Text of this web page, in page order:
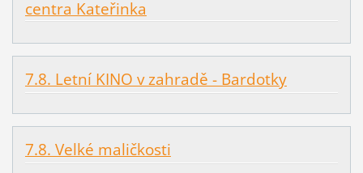
centra Kateřinka
7.8. Letní KINO v zahradě - Bardotky
7.8. Velké maličkosti